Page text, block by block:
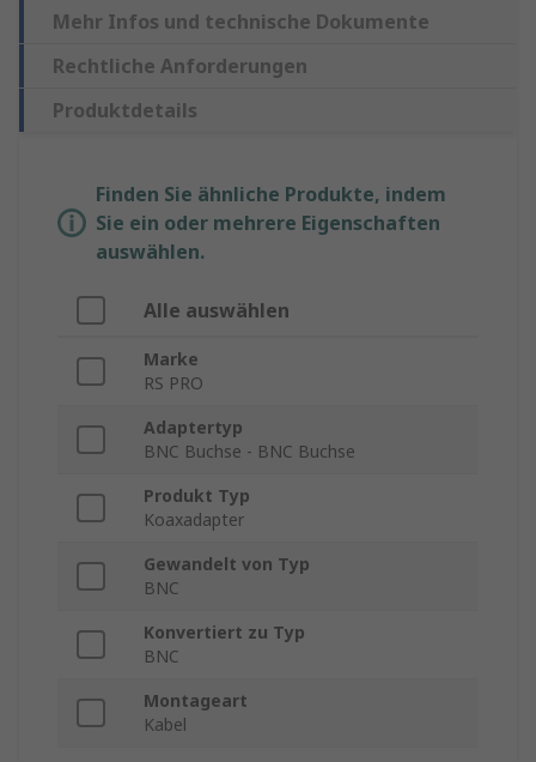
Mehr Infos und technische Dokumente
Rechtliche Anforderungen
Produktdetails
Finden Sie ähnliche Produkte, indem
Sie ein oder mehrere Eigenschaften
auswählen.
Alle auswählen
Marke
RS PRO
Adaptertyp
BNC Buchse - BNC Buchse
Produkt Typ
Koaxadapter
Gewandelt von Typ
BNC
Konvertiert zu Typ
BNC
Montageart
Kabel